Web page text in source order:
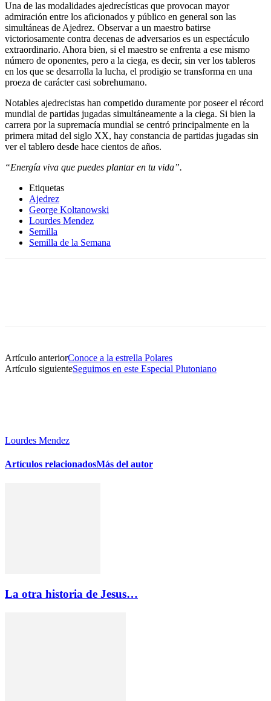
Una de las modalidades ajedrecísticas que provocan mayor
admiración entre los aficionados y público en general son las
simultáneas de Ajedrez. Observar a un maestro batirse
victoriosamente contra decenas de adversarios es un espectáculo
extraordinario. Ahora bien, si el maestro se enfrenta a ese mismo
número de oponentes, pero a la ciega, es decir, sin ver los tableros
en los que se desarrolla la lucha, el prodigio se transforma en una
proeza de carácter casi sobrehumano.
Notables ajedrecistas han competido duramente por poseer el récord
mundial de partidas jugadas simultáneamente a la ciega. Si bien la
carrera por la supremacía mundial se centró principalmente en la
primera mitad del siglo XX, hay constancia de partidas jugadas sin
ver el tablero desde hace cientos de años.
“Energía viva que puedes plantar en tu vida”.
Etiquetas
Ajedrez
George Koltanowski
Lourdes Mendez
Semilla
Semilla de la Semana
Artículo anteriorConoce a la estrella Polares
Artículo siguienteSeguimos en este Especial Plutoniano
Lourdes Mendez
Artículos relacionadosMás del autor
La otra historia de Jesus…